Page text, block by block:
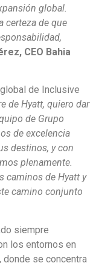
global.
certeza de que
CEO Bahia
de Inclusive
de Hyatt, quiero dar
de Grupo
de excelencia
destinos, y con
plenamente.
caminos de Hyatt y
camino conjunto
siempre
los entornos en
donde se concentra